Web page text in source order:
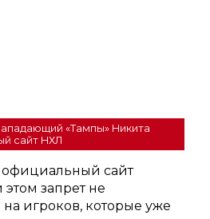
«Тампы» Никита
сайт НХЛ
официальный сайт
запрет не
на игроков, которые уже